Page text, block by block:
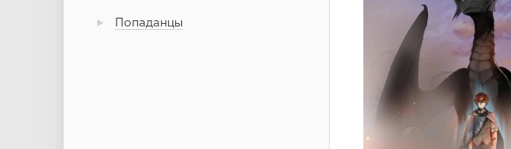
Попаданцы